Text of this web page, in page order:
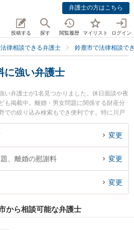
弁護士の方はこちら
投稿する 探す 閲覧履歴 マイリスト ログイン
律相談できる弁護士 鈴鹿市で法律相談で
に強い弁護士
い弁護士が1名見つかりました。休日面談や夜
も掲載中。離婚・男女問題に関係する財産分
での絞り込み検索もでき便利です。特に川戸
のプロフィール情報や弁護士費用、強みなど
土日や夜間に発生した離婚慰謝料のトラブル
などでお困りの相談者さんにおすすめです。
変更
、離婚の慰謝料 変更
変更
から相談可能な弁護士